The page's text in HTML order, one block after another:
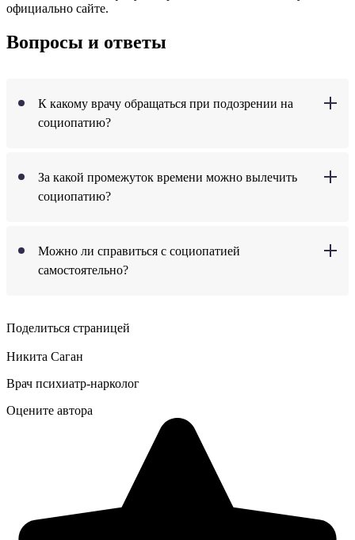
официально сайте.
Вопросы и ответы
К какому врачу обращаться при подозрении на
социопатию?
За какой промежуток времени можно вылечить
социопатию?
Можно ли справиться с социопатией
самостоятельно?
Поделиться страницей
Никита Саган
Врач психиатр-нарколог
Оцените автора